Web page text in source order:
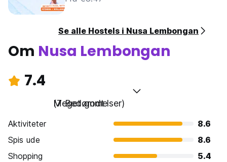
Se alle Hostels i Nusa Lembongan
Om Nusa Lembongan
7.4
Meget godt
(7 Bedømmelser)
Aktiviteter
8.6
Spis ude
8.6
Shopping
5.4